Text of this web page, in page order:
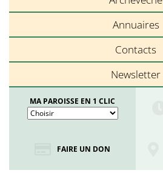
Annuaires
Contacts
Newsletter
MA PAROISSE EN 1 CLIC
FAIRE UN DON